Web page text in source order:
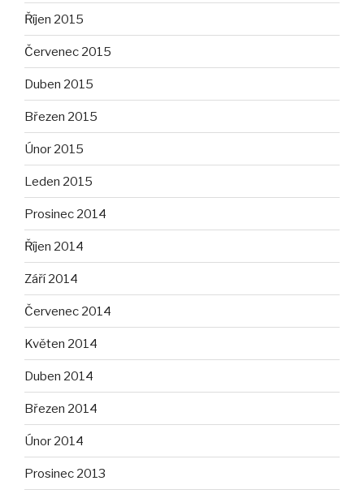
Říjen 2015
Červenec 2015
Duben 2015
Březen 2015
Únor 2015
Leden 2015
Prosinec 2014
Říjen 2014
Září 2014
Červenec 2014
Květen 2014
Duben 2014
Březen 2014
Únor 2014
Prosinec 2013